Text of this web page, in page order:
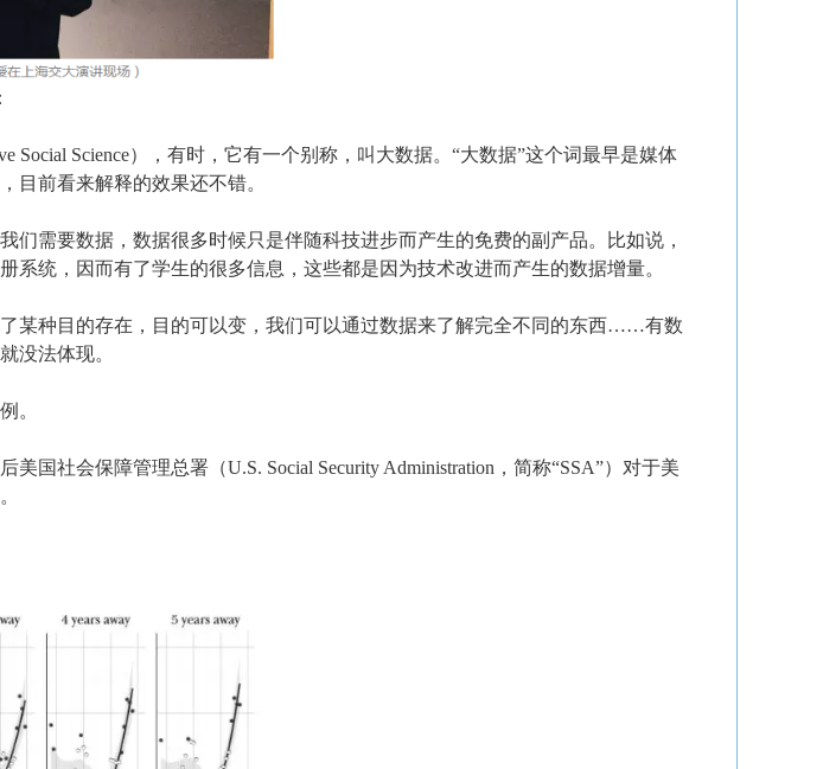
Social Science），有时，它有一个别称，叫大数据。“大数据”这个词最早是媒体
目前看来解释的效果还不错。
们需要数据，数据很多时候只是伴随科技进步而产生的免费的副产品。比如说，
系统，因而有了学生的很多信息，这些都是因为技术改进而产生的数据增量。
某种目的存在，目的可以变，我们可以通过数据来了解完全不同的东西……有数
没法体现。
。
国社会保障管理总署（U.S. Social Security Administration，简称“SSA”）对于美